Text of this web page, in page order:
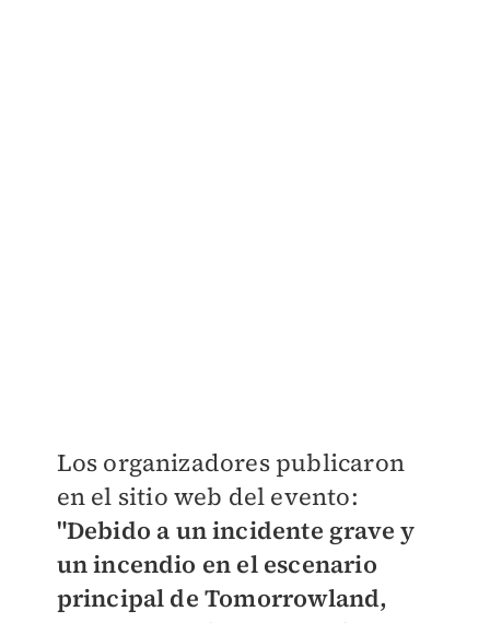
​Los organizadores publicaron
en el sitio web del evento:
"Debido a un incidente grave y
un incendio en el escenario
principal de Tomorrowland,